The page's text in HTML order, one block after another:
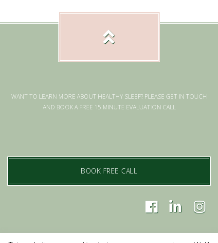
WANT TO LEARN MORE ABOUT HEALTHY SLEEP? PLEASE GET IN TOUCH
AND BOOK A FREE 15 MINUTE EVALUATION CALL
BOOK FREE CALL